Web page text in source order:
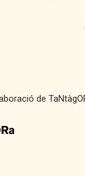
de